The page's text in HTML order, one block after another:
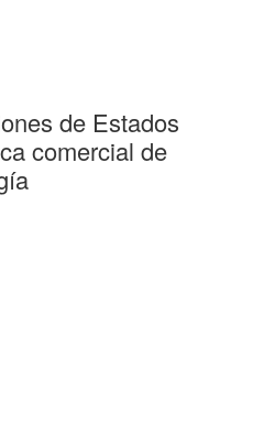
de Estados
comercial de